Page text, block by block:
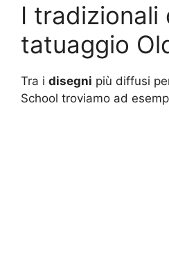
I tradizionali
tatuaggio
Tra i disegni più diffusi
School troviamo ad